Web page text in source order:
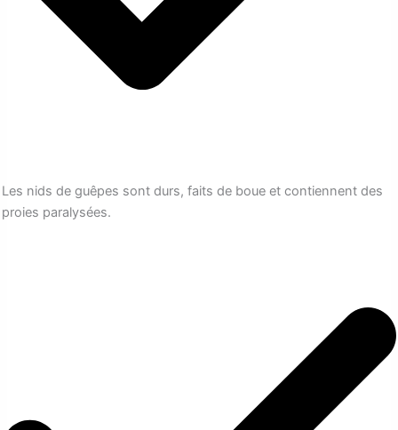
Les nids de guêpes sont durs, faits de boue et contiennent des
proies paralysées.